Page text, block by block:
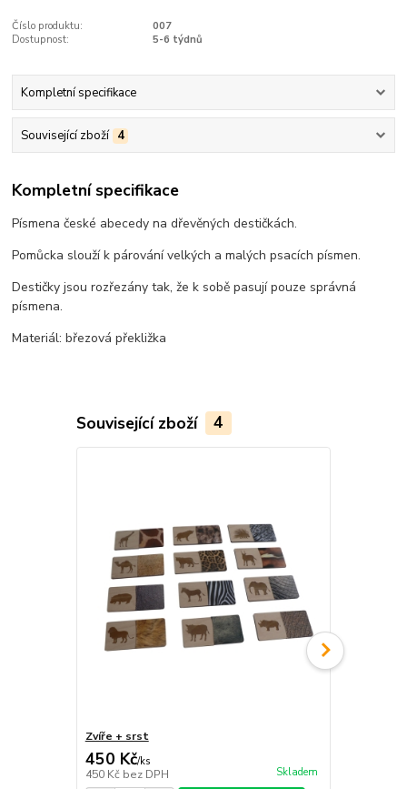
Číslo produktu:
007
Dostupnost:
5-6 týdnů
Kompletní specifikace
Související zboží 4
Kompletní specifikace
Písmena české abecedy na dřevěných destičkách.
Pomůcka slouží k párování velkých a malých psacích písmen.
Destičky jsou rozřezány tak, že k sobě pasují pouze správná
písmena.
Materiál: březová překližka
Související zboží 4
Zvíře + srst
450 Kč/ks
450 Kč bez DPH Skladem